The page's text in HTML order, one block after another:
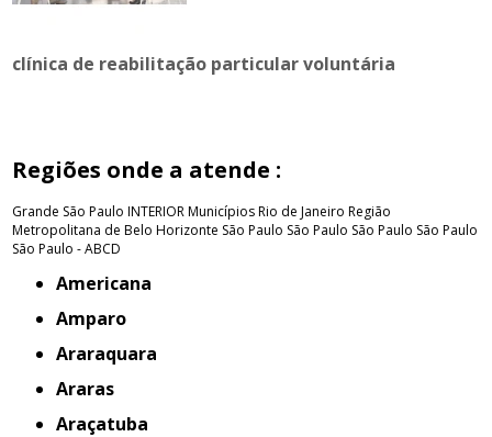
clínica de reabilitação particular voluntária
Regiões onde a atende :
Grande São Paulo INTERIORMunicípios Rio de Janeiro Região
Metropolitana de Belo Horizonte São Paulo São Paulo São Paulo São Paulo
São Paulo - ABCD
Americana
Amparo
Araraquara
Araras
Araçatuba